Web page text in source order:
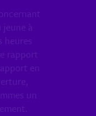
jeune à
heures
rapport
en
un